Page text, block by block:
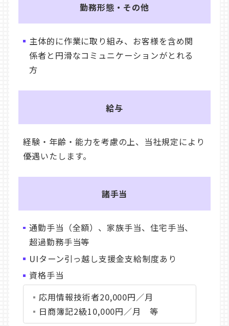
勤務形態・その他
主体的に作業に取り組み、お客様を含め関
係者と円滑なコミュニケーションがとれる
方
給与
経験・年齢・能力を考慮の上、当社規定により
優遇いたします。
諸手当
通勤手当（全額）、家族手当、住宅手当、
超過勤務手当等
UIターン引っ越し支援金支給制度あり
資格手当
応用情報技術者20,000円／月
日商簿記2級10,000円／月 等